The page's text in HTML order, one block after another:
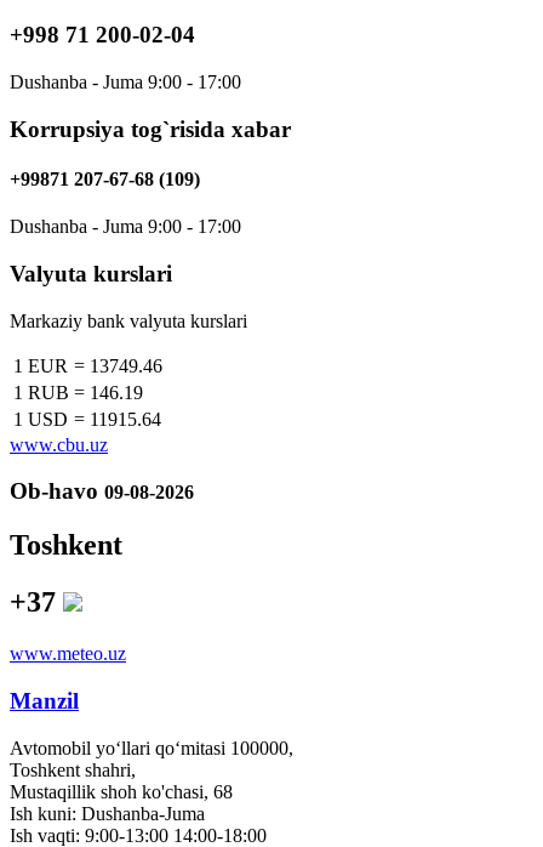
+998 71 200-02-04
Dushanba - Juma 9:00 - 17:00
Korrupsiya tog`risida xabar
+99871 207-67-68 (109)
Dushanba - Juma 9:00 - 17:00
Valyuta kurslari
Markaziy bank valyuta kurslari
1 EUR = 13749.46
1 RUB = 146.19
1 USD = 11915.64
www.cbu.uz
Ob-havo 09-08-2026
Toshkent
+37
www.meteo.uz
Manzil
Avtomobil yo‘llari qo‘mitasi 100000,
Toshkent shahri,
Mustaqillik shoh ko'chasi, 68
Ish kuni: Dushanba-Juma
Ish vaqti: 9:00-13:00 14:00-18:00